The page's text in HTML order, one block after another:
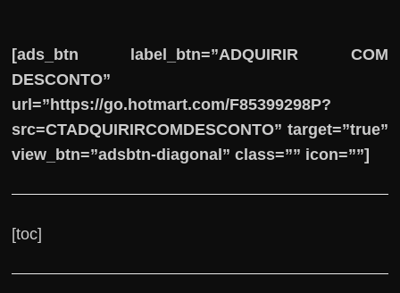
[ads_btn label_btn=”ADQUIRIR COM
DESCONTO”
url=”https://go.hotmart.com/F85399298P?
src=CTADQUIRIRCOMDESCONTO” target=”true”
view_btn=”adsbtn-diagonal” class=”” icon=””]
[toc]